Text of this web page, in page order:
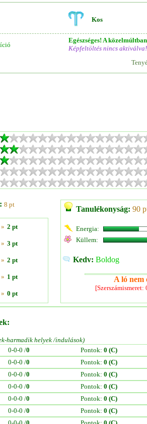
Kos
Egészséges! A
Képfeltöltés nincs aktiválva!
8 pt
» 2 pt
» 3 pt
» 2 pt
» 1 pt
» 0 pt
Tanulékonyság: 90
Energia:
Küllem:
Kedv: Boldog
A ló nem
harmadik helyek /indulások)
0-0-0 /0 Pontok: 0 (C)
0-0-0 /0 Pontok: 0 (C)
0-0-0 /0 Pontok: 0 (C)
0-0-0 /0 Pontok: 0 (C)
0-0-0 /0 Pontok: 0 (C)
0-0-0 /0 Pontok: 0 (C)